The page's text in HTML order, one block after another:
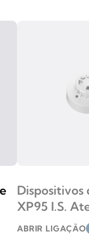
Dispositivos
XP95 I.S.
ABRIR LIGAÇÃO